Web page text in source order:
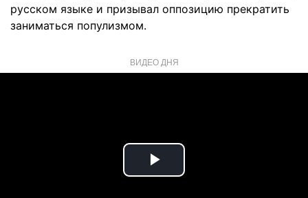
русском языке и призывал оппозицию прекратить
заниматься популизмом.
ВИДЕО ДНЯ
Play